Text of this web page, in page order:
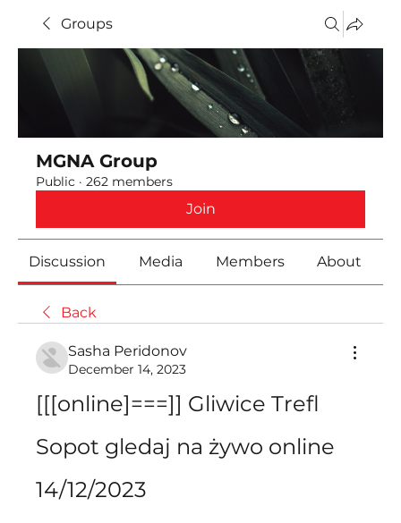
Groups
MGNA Group
Public · 262 members
Join
Discussion Media Members About
Back
Sasha Peridonov
December 14, 2023
[[[online]===]] Gliwice Trefl
Sopot gledaj na żywo online
14/12/2023